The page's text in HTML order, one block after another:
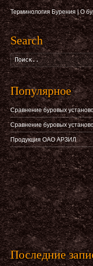
Терминология Бурения|О
Search
Популярное
Сравнение буровых
Сравнение буровых
Продукция ОАО АРЗИЛ
Последние